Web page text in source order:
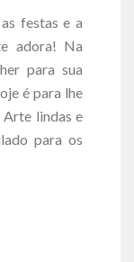
festas e a
adora! Na
para sua
é para lhe
Arte lindas e
para os